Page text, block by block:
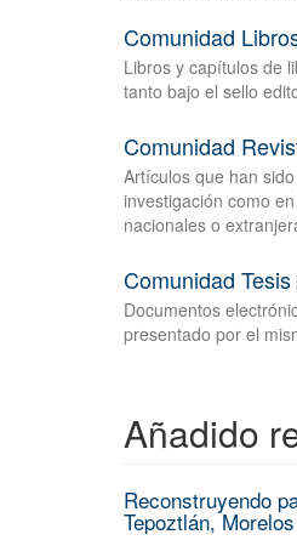
Comunidad
Libros y capítulos de
tanto bajo el sello
Comunidad
Artículos que han
investigación como
nacionales o
Comunidad Tesis
Documentos
presentado por el
Añadido
Reconstruyendo
Tepoztlán, Morelos